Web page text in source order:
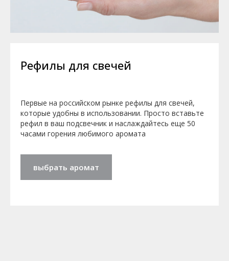
Рефилы для свечей
Первые на российском рынке рефилы для свечей,
которые удобны в использовании. Просто вставьте
рефил в ваш подсвечник и наслаждайтесь еще 50
часами горения любимого аромата
выбрать аромат